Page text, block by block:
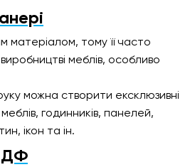
матеріалом, тому її часто
меблів, особливо
можна створити ексклюзивні
годинників, панелей,
ікон та ін.